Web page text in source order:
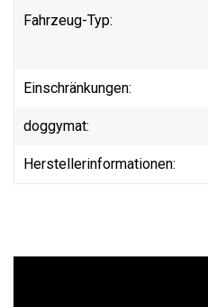
Fahrzeug-Typ:
Einschränkungen:
doggymat:
Herstellerinformationen: